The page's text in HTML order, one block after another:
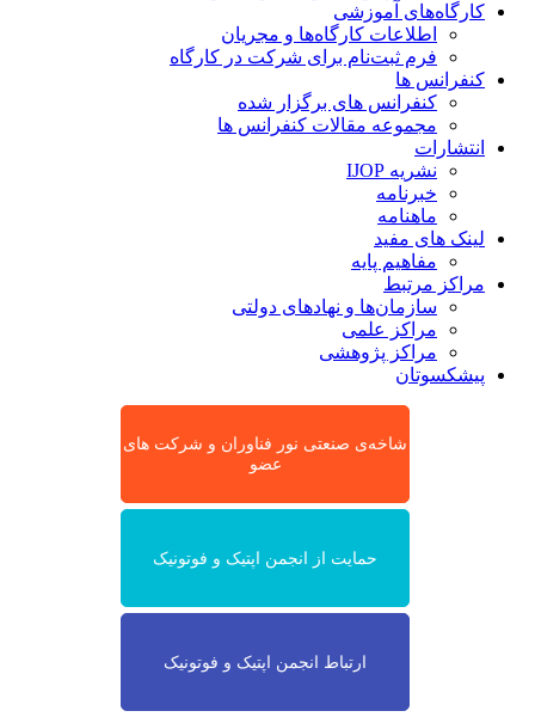
کارگاه‌های آموزشی
اطلاعات کارگاه‌ها و مجریان
فرم ثبت‌نام برای شرکت در کارگاه
کنفرانس ها
کنفرانس های برگزار شده
مجموعه مقالات کنفرانس ها
انتشارات
نشریه IJOP
خبرنامه
ماهنامه
لینک های مفید
مفاهیم پایه
مراکز مرتبط
سازمان‌ها و نهادهای دولتی
مراکز علمی
مراکز پژوهشی
پیشکسوتان
شاخه‌ی صنعتی نور فناوران و شرکت های
عضو
حمایت از انجمن اپتیک و فوتونیک
ارتباط انجمن اپتیک و فوتونیک